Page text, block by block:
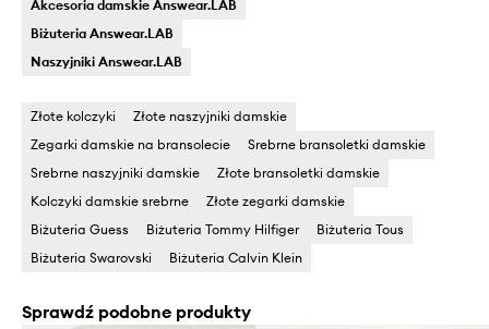
Akcesoria damskie Answear.LAB
Biżuteria Answear.LAB
Naszyjniki Answear.LAB
Złote kolczyki
Złote naszyjniki damskie
Zegarki damskie na bransolecie
Srebrne bransoletki damskie
Srebrne naszyjniki damskie
Złote bransoletki damskie
Kolczyki damskie srebrne
Złote zegarki damskie
Biżuteria Guess
Biżuteria Tommy Hilfiger
Biżuteria Tous
Biżuteria Swarovski
Biżuteria Calvin Klein
Sprawdź podobne produkty